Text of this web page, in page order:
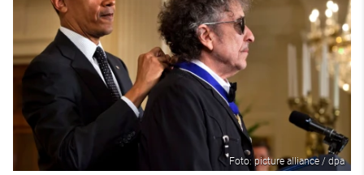
Foto: picture alliance / dpa